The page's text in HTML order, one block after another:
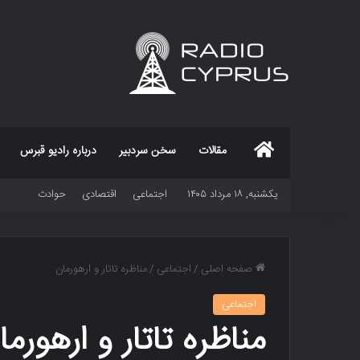
مقالات سخن سردبیر درباره رادیو قبرس
یکشنبه, ۱۸ مرداد ۱۴۰۵ اجتماعی اقتصادی حوادث
صفحه اصلی /اجتماعی /مناظره تاتار و ارهورمان
اجتماعی
مناظره تاتار و